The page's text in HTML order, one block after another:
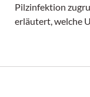
Pilzinfektion
erläutert, welche